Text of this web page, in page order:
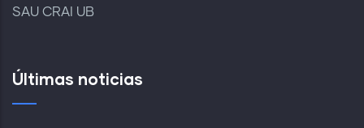
SAU CRAI UB
Últimas noticias